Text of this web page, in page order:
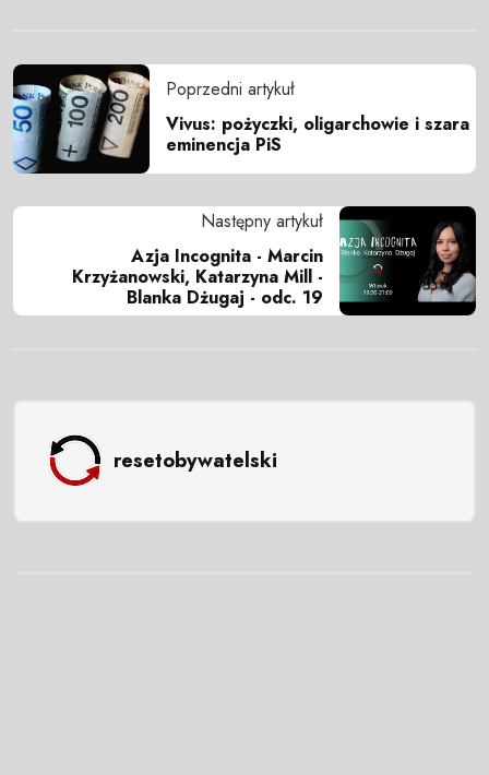
Poprzedni artykuł
Vivus: pożyczki, oligarchowie i szara
eminencja PiS
Następny artykuł
Azja Incognita - Marcin
Krzyżanowski, Katarzyna Mill -
Blanka Dżugaj - odc. 19
resetobywatelski